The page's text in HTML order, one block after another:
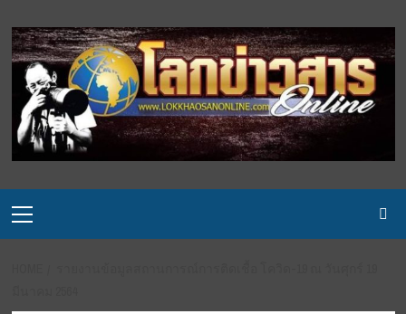
to
content
Menu